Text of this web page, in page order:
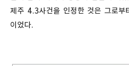
제주 4.3사건을 인정한 것은 그로
이었다.